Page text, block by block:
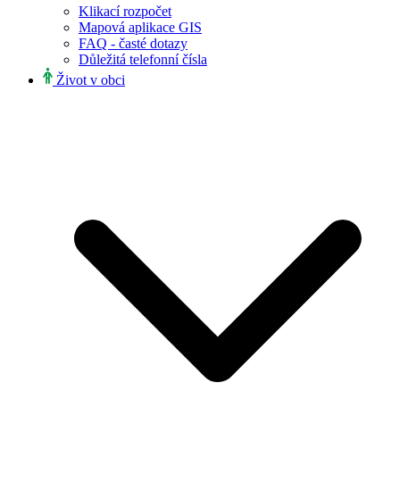
Klikací rozpočet
Mapová aplikace GIS
FAQ - časté dotazy
Důležitá telefonní čísla
Život v obci